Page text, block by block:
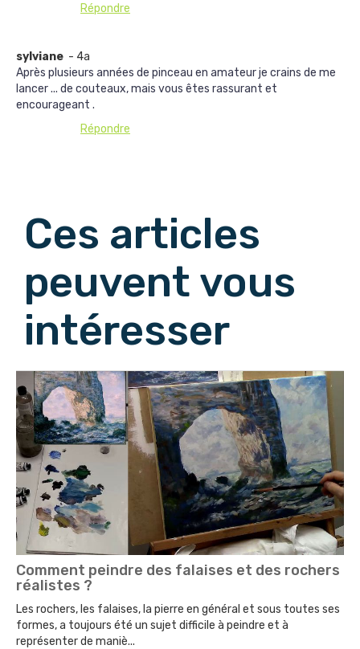
Répondre
sylviane - 4a
Après plusieurs années de pinceau en amateur je crains de me
lancer ... de couteaux, mais vous êtes rassurant et
encourageant .
Répondre
Ces articles
peuvent vous
intéresser
Comment peindre des falaises et des rochers
réalistes ?
Les rochers, les falaises, la pierre en général et sous toutes ses
formes, a toujours été un sujet difficile à peindre et à
représenter de maniè...